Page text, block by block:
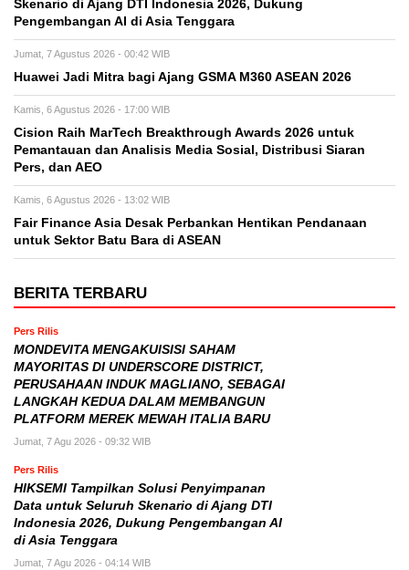
Skenario di Ajang DTI Indonesia 2026, Dukung
Pengembangan AI di Asia Tenggara
Jumat, 7 Agustus 2026 - 00:42 WIB
Huawei Jadi Mitra bagi Ajang GSMA M360 ASEAN 2026
Kamis, 6 Agustus 2026 - 17:00 WIB
Cision Raih MarTech Breakthrough Awards 2026 untuk
Pemantauan dan Analisis Media Sosial, Distribusi Siaran
Pers, dan AEO
Kamis, 6 Agustus 2026 - 13:02 WIB
Fair Finance Asia Desak Perbankan Hentikan Pendanaan
untuk Sektor Batu Bara di ASEAN
BERITA TERBARU
Pers Rilis
MONDEVITA MENGAKUISISI SAHAM
MAYORITAS DI UNDERSCORE DISTRICT,
PERUSAHAAN INDUK MAGLIANO, SEBAGAI
LANGKAH KEDUA DALAM MEMBANGUN
PLATFORM MEREK MEWAH ITALIA BARU
Jumat, 7 Agu 2026 - 09:32 WIB
Pers Rilis
HIKSEMI Tampilkan Solusi Penyimpanan
Data untuk Seluruh Skenario di Ajang DTI
Indonesia 2026, Dukung Pengembangan AI
di Asia Tenggara
Jumat, 7 Agu 2026 - 04:14 WIB